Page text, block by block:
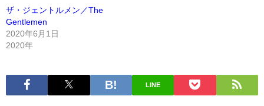
ザ・ジェントルメン／The
Gentlemen
2020年6月1日
2020年
LINE